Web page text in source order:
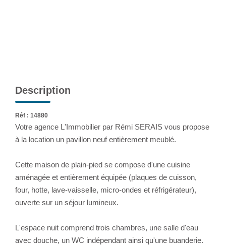
Description
Réf : 14880
Votre agence L'Immobilier par Rémi SERAIS vous propose
à la location un pavillon neuf entièrement meublé.
Cette maison de plain-pied se compose d'une cuisine
aménagée et entièrement équipée (plaques de cuisson,
four, hotte, lave-vaisselle, micro-ondes et réfrigérateur),
ouverte sur un séjour lumineux.
L'espace nuit comprend trois chambres, une salle d'eau
avec douche, un WC indépendant ainsi qu'une buanderie.